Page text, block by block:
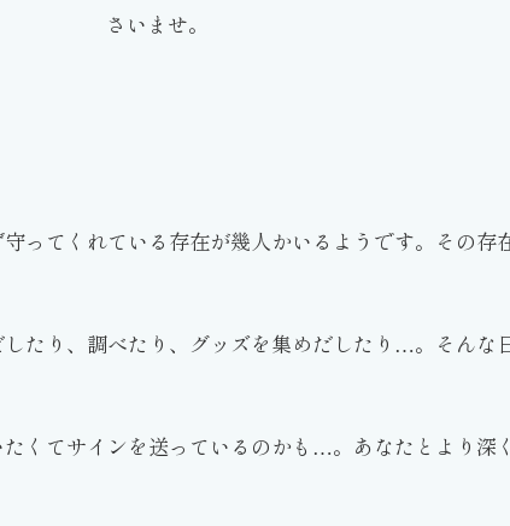
さいませ。
ってくれている存在が幾人かいるようです。その存
たり、調べたり、グッズを集めだしたり…。そんな
くてサインを送っているのかも…。あなたとより深